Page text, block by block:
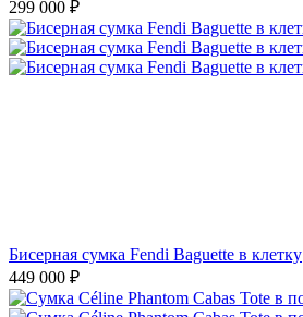
299 000 ₽
Бисерная сумка Fendi Baguette в клетку
449 000 ₽